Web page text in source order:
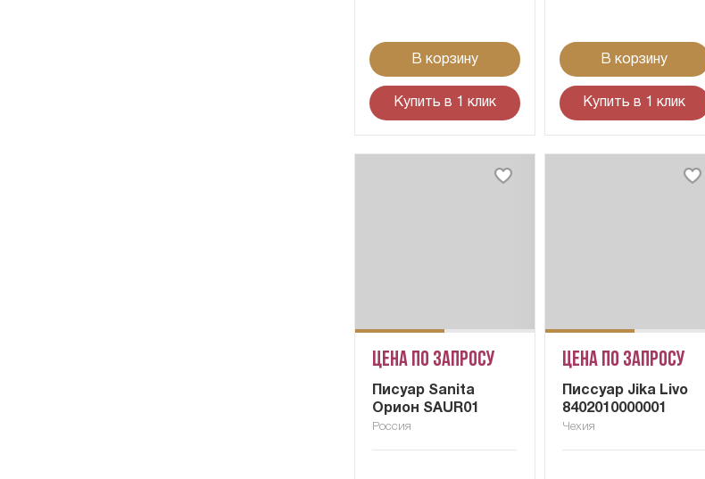
В корзину
Купить в 1 клик
В корзину
Купить в 1 клик
Цена по запросу
Писуар Sanita
Орион SAUR01
Россия
Цена по запросу
Писсуар Jika Livo
8402010000001
Чехия